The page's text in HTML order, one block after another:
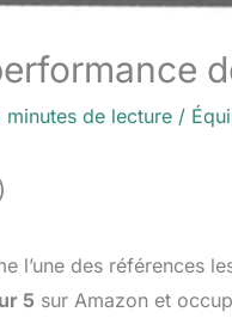
minutes de lecture /
l’une des références
5 sur Amazon et